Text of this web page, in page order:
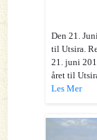
Den 21.
til Utsira.
21. juni
året til
Les Mer